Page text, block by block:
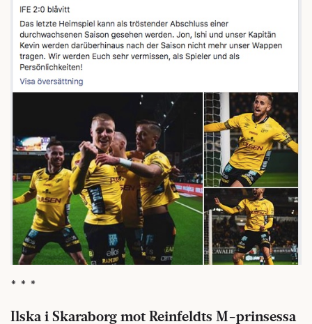
* * *
Ilska i Skaraborg mot Reinfeldts M-prinsessa